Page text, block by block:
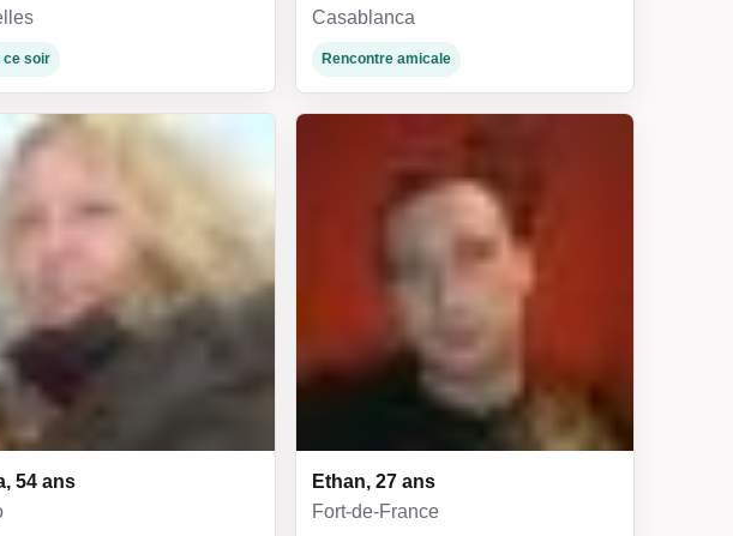
ce soir
Casablanca
Rencontre amicale
54 ans
Ethan, 27 ans
Fort-de-France